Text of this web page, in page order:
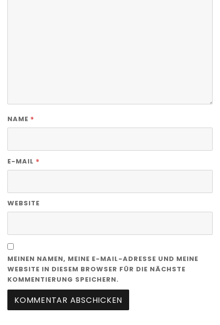
NAME *
E-MAIL *
WEBSITE
MEINEN NAMEN, MEINE E-MAIL-ADRESSE UND MEINE
WEBSITE IN DIESEM BROWSER FÜR DIE NÄCHSTE
KOMMENTIERUNG SPEICHERN.